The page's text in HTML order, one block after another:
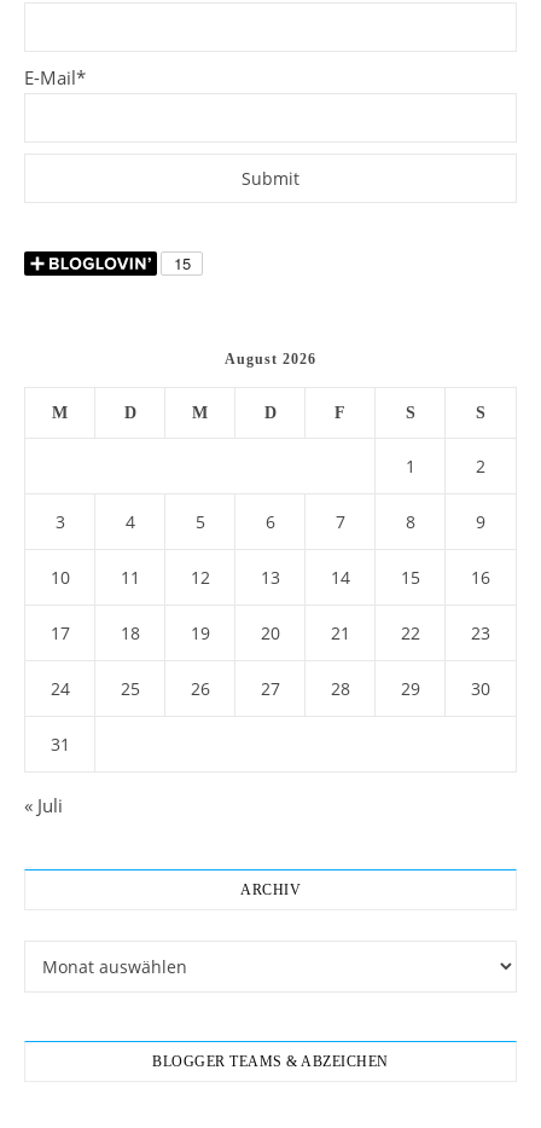
E-Mail*
August 2026
M D M D F S S
1 2
3 4 5 6 7 8 9
10 11 12 13 14 15 16
17 18 19 20 21 22 23
24 25 26 27 28 29 30
31
« Juli
ARCHIV
BLOGGER TEAMS & ABZEICHEN